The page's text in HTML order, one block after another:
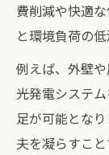
費削減や快適
と環境負荷の
例えば、外壁
光発電システ
足が可能とな
夫を凝らすこ